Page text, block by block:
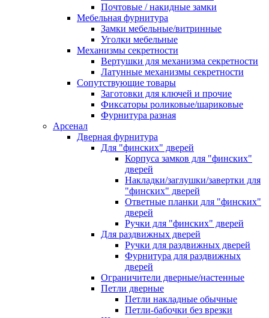
Почтовые / накидные замки
Мебельная фурнитура
Замки мебельные/витринные
Уголки мебельные
Механизмы секретности
Вертушки для механизма секретности
Латунные механизмы секретности
Сопутствующие товары
Заготовки для ключей и прочие
Фиксаторы роликовые/шариковые
Фурнитура разная
Арсенал
Дверная фурнитура
Для "финских" дверей
Корпуса замков для "финских"
дверей
Накладки/заглушки/завертки для
"финских" дверей
Ответные планки для "финских"
дверей
Ручки для "финских" дверей
Для раздвижных дверей
Ручки для раздвижных дверей
Фурнитура для раздвижных
дверей
Ограничители дверные/настенные
Петли дверные
Петли накладные обычные
Петли-бабочки без врезки